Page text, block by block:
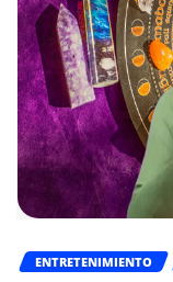
ENTRETENIMIENTO